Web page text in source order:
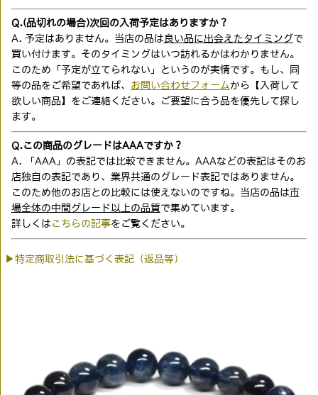
Q.(品切れの場合)次回の入荷予定はありますか？
A. 予定はありません。当店の品は 良い品に出会えたタイミングで
買い付けます。そのタイミングはいつ訪れるかはわかりません。
このため「予定が立てられない」というのが実情です。もし、同
等の品をご希望であれば、 お問い合わせフォーム から【入荷して
欲しい商品】をご連絡ください。ご要望に合う品を優先して探し
ます。
Q.この商品のグレードはAAAですか？
A. 「AAA」の表記では比較できません。AAAなどの表記はそのお
店独自の表記であり、業界共通のグレード表記ではありません。
このため他のお店との比較には使えないのですね。当店の品は市
場全体の中間グレード以上の品質で集めています。
詳しくは こちらの記事をご覧ください。
▶特定商取引法に基づく表記（返品等）